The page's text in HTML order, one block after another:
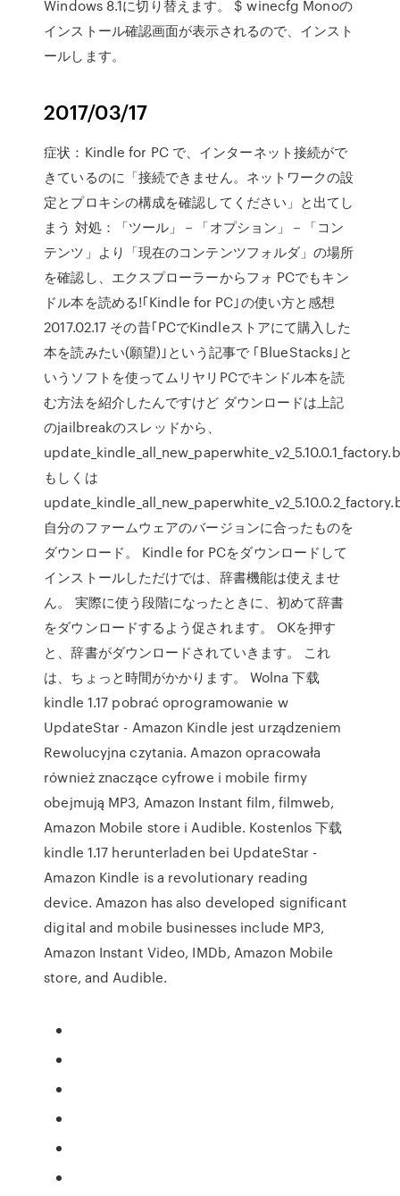
Windows 8.1に切り替えます。 $ winecfg Monoの
インストール確認画面が表示されるので、インスト
ールします。
2017/03/17
症状：Kindle for PC で、インターネット接続がで
きているのに「接続できません。ネットワークの設
定とプロキシの構成を確認してください」と出てし
まう 対処：「ツール」－「オプション」－「コン
テンツ」より「現在のコンテンツフォルダ」の場所
を確認し、エクスプローラーからフォ PCでもキン
ドル本を読める!｢Kindle for PC｣の使い方と感想
2017.02.17 その昔｢PCでKindleストアにて購入した
本を読みたい(願望)｣という記事で ｢BlueStacks｣と
いうソフトを使ってムリヤリPCでキンドル本を読
む方法を紹介したんですけど ダウンロードは上記
のjailbreakのスレッドから、
もしくは
自分のファームウェアのバージョンに合ったものを
ダウンロード。 Kindle for PCをダウンロードして
インストールしただけでは、辞書機能は使えませ
ん。 実際に使う段階になったときに、初めて辞書
をダウンロードするよう促されます。 OKを押す
と、辞書がダウンロードされていきます。 これ
は、ちょっと時間がかかります。 Wolna 下载
kindle 1.17 pobrać oprogramowanie w
UpdateStar - Amazon Kindle jest urządzeniem
Rewolucyjna czytania. Amazon opracowała
również znaczące cyfrowe i mobile firmy
obejmują MP3, Amazon Instant film, filmweb,
Amazon Mobile store i Audible. Kostenlos 下载
kindle 1.17 herunterladen bei UpdateStar -
Amazon Kindle is a revolutionary reading
device. Amazon has also developed significant
digital and mobile businesses include MP3,
Amazon Instant Video, IMDb, Amazon Mobile
store, and Audible.